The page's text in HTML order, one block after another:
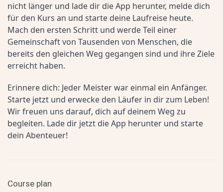
nicht länger und lade dir die App herunter, melde dich
für den Kurs an und starte deine Laufreise heute.
Mach den ersten Schritt und werde Teil einer
Gemeinschaft von Tausenden von Menschen, die
bereits den gleichen Weg gegangen sind und ihre Ziele
erreicht haben.
Erinnere dich: Jeder Meister war einmal ein Anfänger.
Starte jetzt und erwecke den Läufer in dir zum Leben!
Wir freuen uns darauf, dich auf deinem Weg zu
begleiten. Lade dir jetzt die App herunter und starte
dein Abenteuer!
Course plan